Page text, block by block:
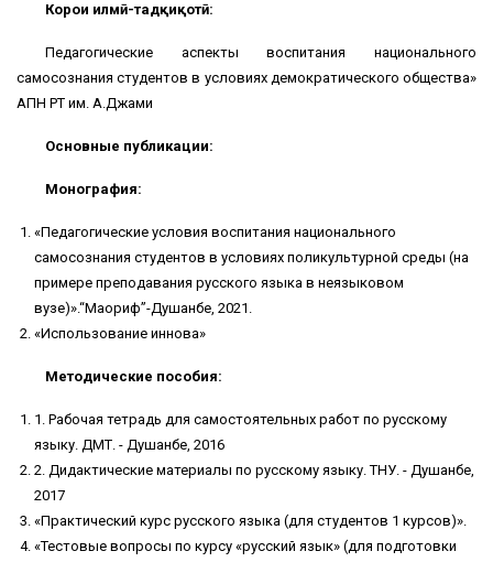
Корҳои илмӣ-тадқиқотӣ:
Педагогические аспекты воспитания национального
самосознания студентов в условиях демократического общества»
АПН РТ им. А.Джами
Основные публикации:
Монография:
«Педагогические условия воспитания национального
самосознания студентов в условиях поликультурной среды (на
примере преподавания русского языка в неязыковом
вузе)».“Маориф”-Душанбе, 2021.
«Использование иннова»
Методические пособия:
1. Рабочая тетрадь для самостоятельных работ по русскому
языку. ДМТ. - Душанбе, 2016
2. Дидактические материалы по русскому языку. ТНУ. - Душанбе,
2017
«Практический курс русского языка (для студентов 1 курсов)».
«Тестовые вопросы по курсу «русский язык» (для подготовки